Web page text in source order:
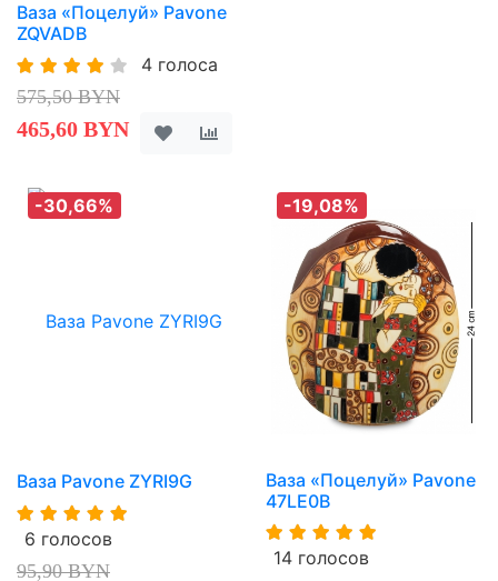
Ваза «Поцелуй» Pavone
ZQVADB
4 голоса
575,50 BYN
465,60 BYN
-30,66%
Ваза Pavone ZYRI9G
6 голосов
95,90 BYN
-19,08%
Ваза «Поцелуй» Pavone
47LE0B
14 голосов